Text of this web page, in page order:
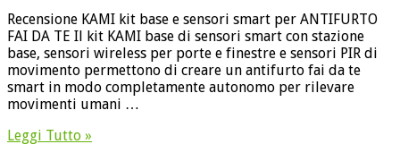
Recensione KAMI kit base e sensori smart per ANTIFURTO
FAI DA TE Il kit KAMI base di sensori smart con stazione
base, sensori wireless per porte e finestre e sensori PIR di
movimento permettono di creare un antifurto fai da te
smart in modo completamente autonomo per rilevare
movimenti umani …
Leggi Tutto »